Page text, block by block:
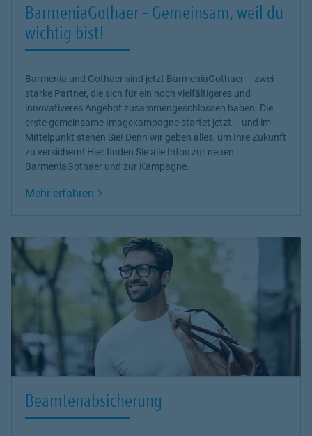
BarmeniaGothaer – Gemeinsam, weil du
wichtig bist!
Barmenia und Gothaer sind jetzt BarmeniaGothaer – zwei
starke Partner, die sich für ein noch vielfältigeres und
innovativeres Angebot zusammengeschlossen haben. Die
erste gemeinsame Imagekampagne startet jetzt – und im
Mittelpunkt stehen Sie! Denn wir geben alles, um Ihre Zukunft
zu versichern! Hier finden Sie alle Infos zur neuen
BarmeniaGothaer und zur Kampagne.
Mehr erfahren Link Opens in New Tab
Beamtenabsicherung